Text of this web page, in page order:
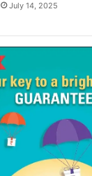
July 14, 2025